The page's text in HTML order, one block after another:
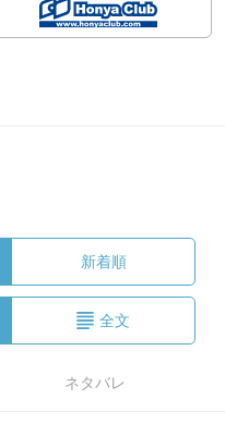
新着順
全文
ネタバレ